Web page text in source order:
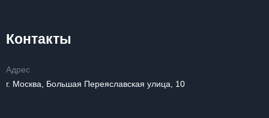
Контакты
Адрес
г. Москва, Большая Переяславская улица, 10